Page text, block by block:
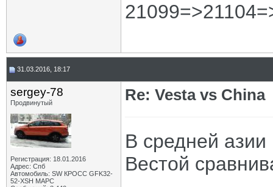
31.03.2016, 18:17
sergey-78
Продвинутый
Регистрация: 18.01.2016
Адрес: Спб
Автомобиль: SW КРОСС GFK32-
52-XSH МАРС
Re: Vesta vs China
В средней
Вестой